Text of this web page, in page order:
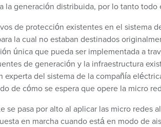
la generación distribuida, por lo tanto
de protección existentes en el sistema
la cual no estaban destinados
única que pueda ser implementada a
de generación y la infraestructura
experta del sistema de la compañía
de cómo se espera que opere la micro
se pasa por alto al aplicar las micro redes
en marcha cuando está en modo de